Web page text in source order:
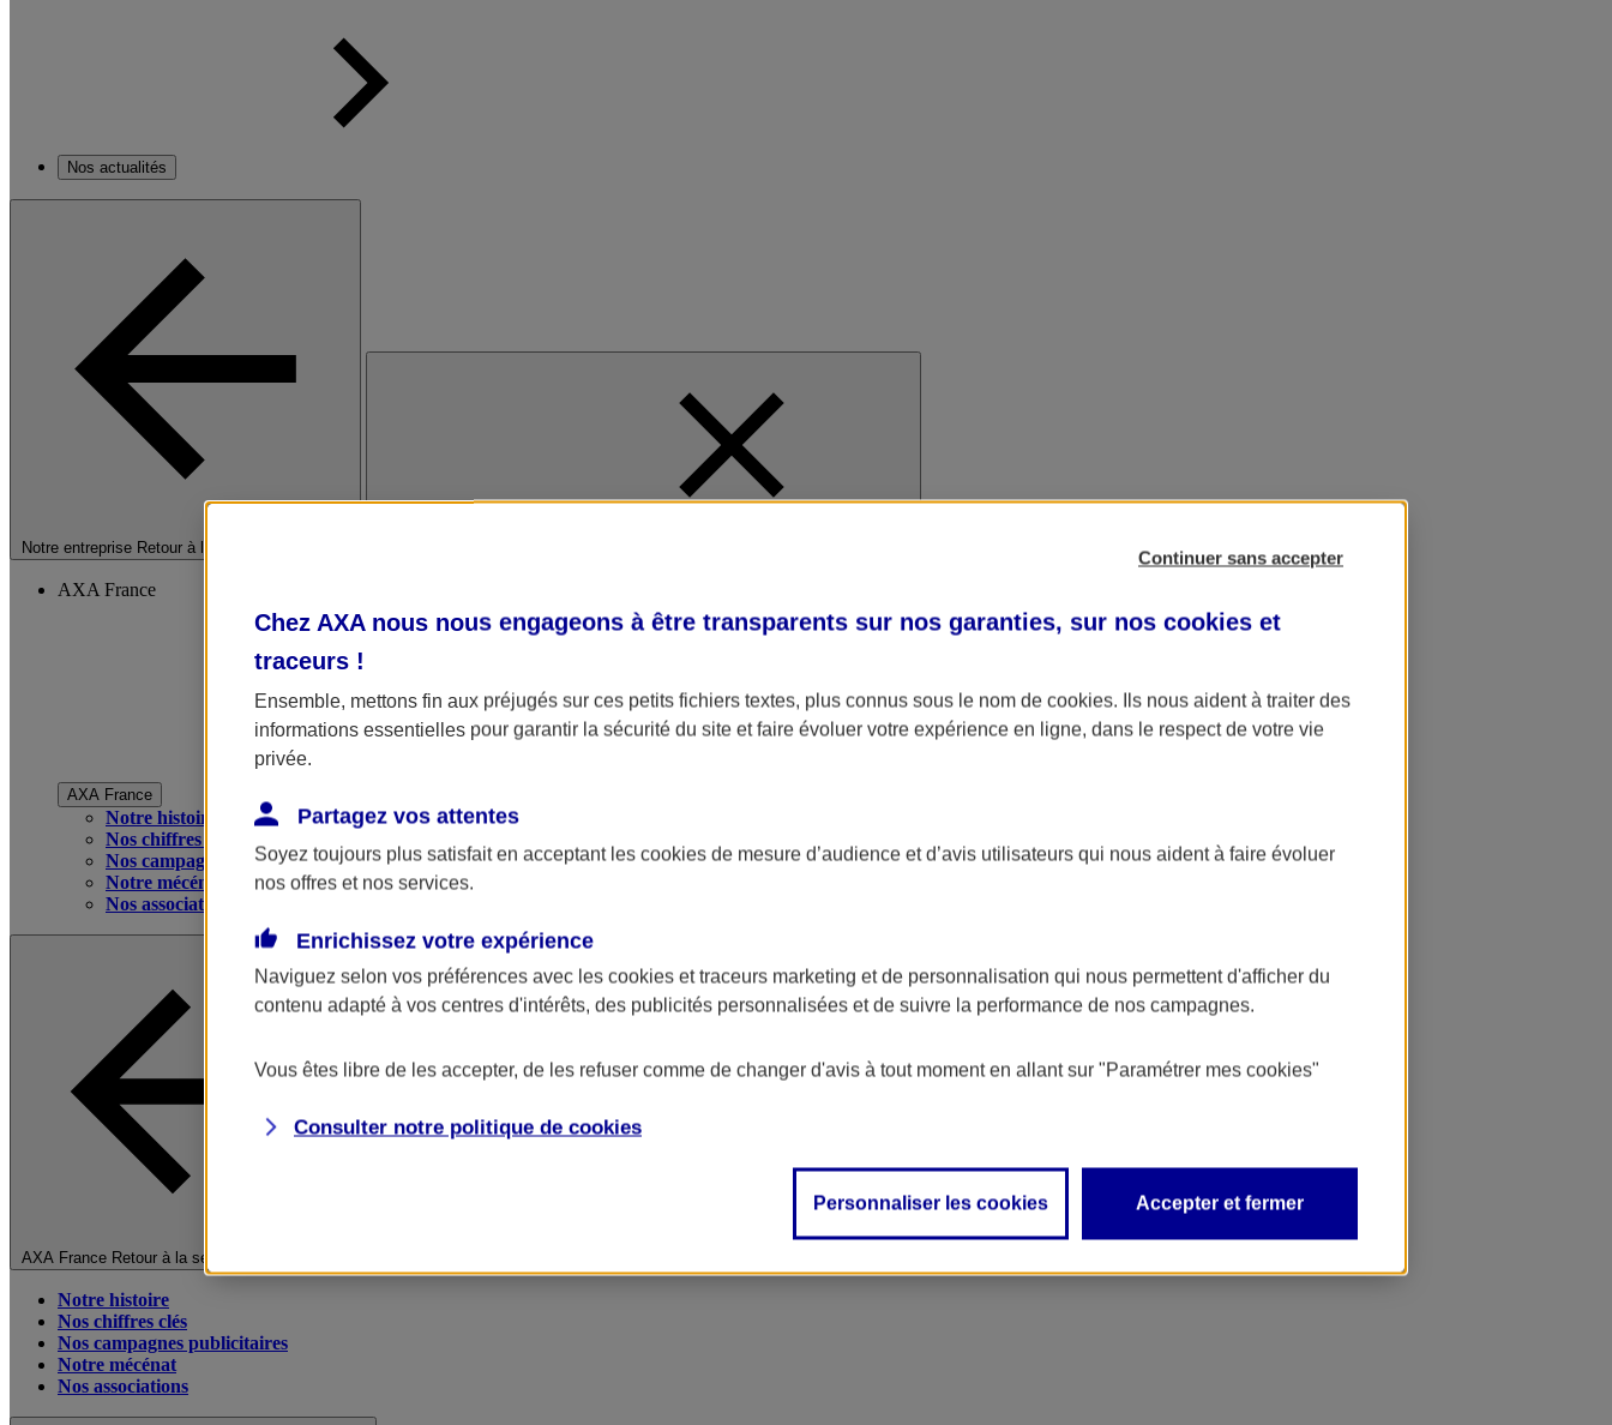
Nos actualités
Notre entreprise Retour à la section précédente
AXA France
AXA France
Notre histoire
Nos chiffres clés
Nos campagnes publicitaires
Notre mécénat
Nos associations
AXA France Retour à la section précédente
Notre histoire
Nos chiffres clés
Nos campagnes publicitaires
Notre mécénat
Nos associations
Continuer sans accepter
Chez AXA nous nous engageons à être transparents sur nos garanties, sur nos cookies et
traceurs !
Ensemble, mettons fin aux préjugés sur ces petits fichiers textes, plus connus sous le nom de cookies. Ils nous aident à traiter des
informations essentielles pour garantir la sécurité du site et faire évoluer votre expérience en ligne, dans le respect de votre vie
privée.
Partagez vos attentes
Soyez toujours plus satisfait en acceptant les cookies de mesure d’audience et d’avis utilisateurs qui nous aident à faire évoluer
nos offres et nos services.
Enrichissez votre expérience
Naviguez selon vos préférences avec les cookies et traceurs marketing et de personnalisation qui nous permettent d'afficher du
contenu adapté à vos centres d'intérêts, des publicités personnalisées et de suivre la performance de nos campagnes.
Vous êtes libre de les accepter, de les refuser comme de changer d'avis à tout moment en allant sur "Paramétrer mes cookies"
Consulter notre politique de cookies
Personnaliser les cookies Accepter et fermer